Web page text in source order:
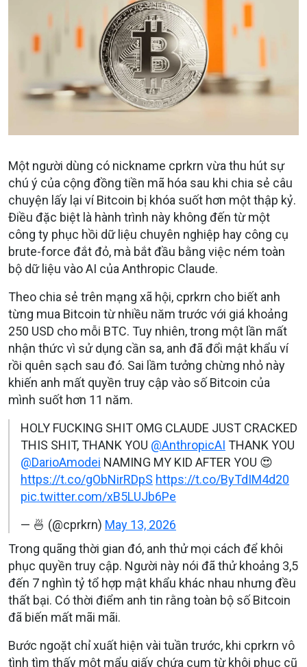
Một người dùng có nickname cprkrn vừa thu hút sự
chú ý của cộng đồng tiền mã hóa sau khi chia sẻ câu
chuyện lấy lại ví Bitcoin bị khóa suốt hơn một thập kỷ.
Điều đặc biệt là hành trình này không đến từ một
công ty phục hồi dữ liệu chuyên nghiệp hay công cụ
brute-force đắt đỏ, mà bắt đầu bằng việc ném toàn
bộ dữ liệu vào AI của Anthropic Claude.
Theo chia sẻ trên mạng xã hội, cprkrn cho biết anh
từng mua Bitcoin từ nhiều năm trước với giá khoảng
250 USD cho mỗi BTC. Tuy nhiên, trong một lần mất
nhận thức vì sử dụng cần sa, anh đã đổi mật khẩu ví
rồi quên sạch sau đó. Sai lầm tưởng chừng nhỏ này
khiến anh mất quyền truy cập vào số Bitcoin của
mình suốt hơn 11 năm.
HOLY FUCKING SHIT OMG CLAUDE JUST CRACKED
THIS SHIT, THANK YOU @AnthropicAI THANK YOU
@DarioAmodei NAMING MY KID AFTER YOU 😍
https://t.co/gObNirRDpS https://t.co/ByTdIM4d20
pic.twitter.com/xB5LUJb6Pe
— 🍜 (@cprkrn) May 13, 2026
Trong quãng thời gian đó, anh thử mọi cách để khôi
phục quyền truy cập. Người này nói đã thử khoảng 3,5
đến 7 nghìn tỷ tổ hợp mật khẩu khác nhau nhưng đều
thất bại. Có thời điểm anh tin rằng toàn bộ số Bitcoin
đã biến mất mãi mãi.
Bước ngoặt chỉ xuất hiện vài tuần trước, khi cprkrn vô
tình tìm thấy một mẩu giấy chứa cụm từ khôi phục cũ